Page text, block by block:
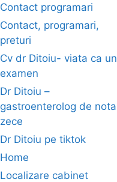
Contact programari
Contact, programari,
preturi
Cv dr Ditoiu- viata ca un
examen
Dr Ditoiu –
gastroenterolog de nota
zece
Dr Ditoiu pe tiktok
Home
Localizare cabinet